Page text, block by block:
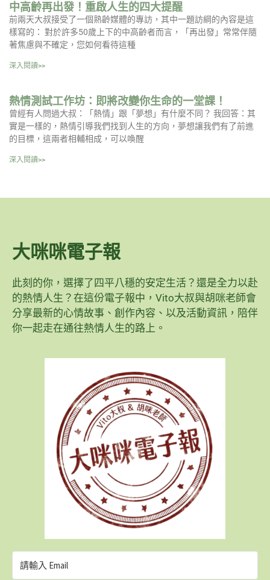
中高齡再出發！重啟人生的四大提醒
前兩天大叔接受了一個熟齡媒體的專訪，其中一題訪綱的內容是這
樣寫的： 對於許多50歲上下的中高齡者而言，「再出發」常常伴隨
著焦慮與不確定，您如何看待這種
深入閱讀>>
熱情測試工作坊：即將改變你生命的一堂課！
曾經有人問過大叔：「熱情」跟「夢想」有什麼不同？ 我回答：其
實是一樣的，熱情引導我們找到人生的方向，夢想讓我們有了前進
的目標，這兩者相輔相成，可以喚醒
深入閱讀>>
大咪咪電子報
此刻的你，選擇了四平八穩的安定生活？還是全力以赴
的熱情人生？在這份電子報中，Vito大叔與胡咪老師會
分享最新的心情故事、創作內容、以及活動資訊，陪伴
你一起走在通往熱情人生的路上。